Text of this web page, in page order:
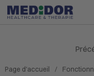
Page d'accueil